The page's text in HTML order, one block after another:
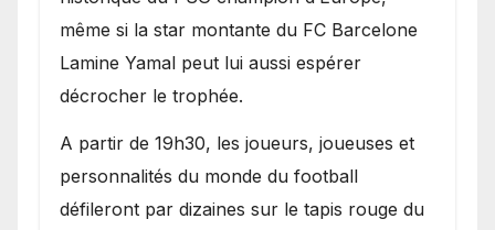
même si la star montante du FC Barcelone
Lamine Yamal peut lui aussi espérer
décrocher le trophée.
A partir de 19h30, les joueurs, joueuses et
personnalités du monde du football
défileront par dizaines sur le tapis rouge du